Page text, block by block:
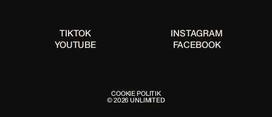
TIKTOK
INSTAGRAM
YOUTUBE
FACEBOOK
COOKIE POLITIK
© 2026 UNLIMITED